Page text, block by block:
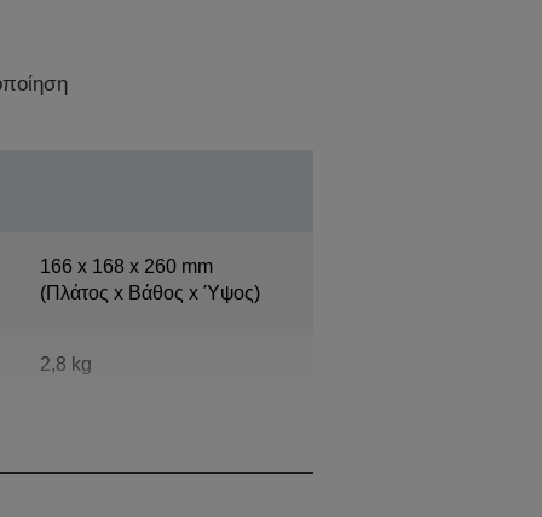
166‎ x 168 x 260 mm
(Πλάτος x Βάθος x Ύψος)
2,8 kg